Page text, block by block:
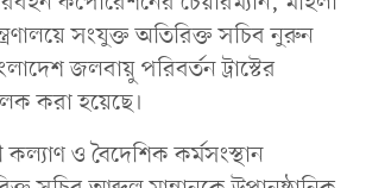
সংযুক্ত অতিরিক্ত সচিব নুরুন
জলবায়ু পরিবর্তন ট্রাস্টের
করা হয়েছে।
কল্যাণ ও বৈদেশিক কর্মসংস্থান